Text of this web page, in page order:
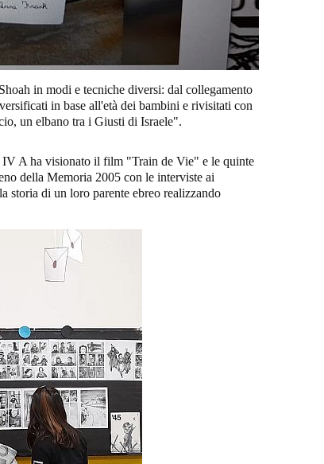
in modi e tecniche diversi: dal collegamento
in base all'età dei bambini e rivisitati con
un elbano tra i Giusti di Israele".
IV A ha visionato il film "Train de Vie" e le quinte
della Memoria 2005 con le interviste ai
storia di un loro parente ebreo realizzando